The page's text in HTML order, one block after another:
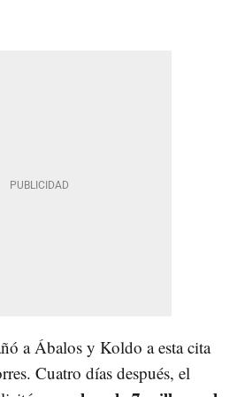
a Ábalos y Koldo a esta cita
Cuatro días después, el